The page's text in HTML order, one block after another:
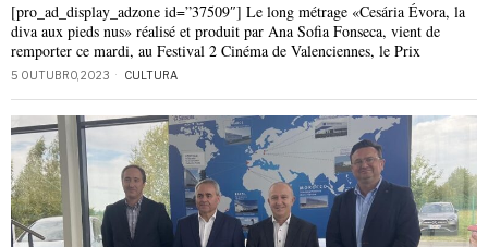
[pro_ad_display_adzone id=”37509″] Le long métrage «Cesária Évora, la
diva aux pieds nus» réalisé et produit par Ana Sofia Fonseca, vient de
remporter ce mardi, au Festival 2 Cinéma de Valenciennes, le Prix
5 OUTUBRO, 2023 CULTURA